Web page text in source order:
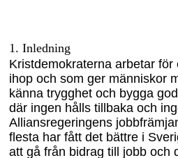
1. Inledning
Kristdemokraterna arbetar för
ihop och som ger människor
känna trygghet och bygga go
där ingen hålls tillbaka och
Alliansregeringens
flesta har fått det bättre i
att gå från bidrag till jobb och